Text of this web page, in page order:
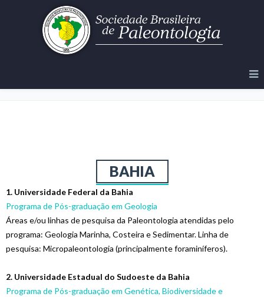
BAHIA
1. Universidade Federal da Bahia
Programa de Pós-graduação em Geologia
Áreas e/ou linhas de pesquisa da Paleontologia atendidas pelo
programa: Geologia Marinha, Costeira e Sedimentar. Linha de
pesquisa: Micropaleontologia (principalmente foraminíferos).
2. Universidade Estadual do Sudoeste da Bahia
Programa de Pós-graduação em Genética, Biodiversidade e